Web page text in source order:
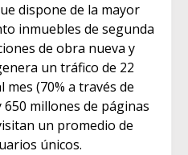
dispone de la mayor
inmuebles de segunda
de obra nueva y
un tráfico de 22
mes (70% a través de
millones de páginas
un promedio de
únicos.